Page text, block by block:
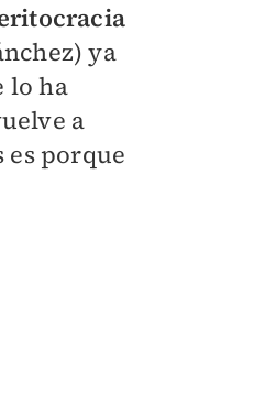
ya
lo ha
a
es porque